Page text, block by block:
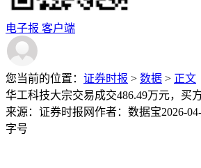
电子报 客户端
您当前的位置： 证券时报 > 数据 > 正文
华工科技大宗交易成交486.49万元，买
来源：证券时报网作者：数据宝2026-
字号